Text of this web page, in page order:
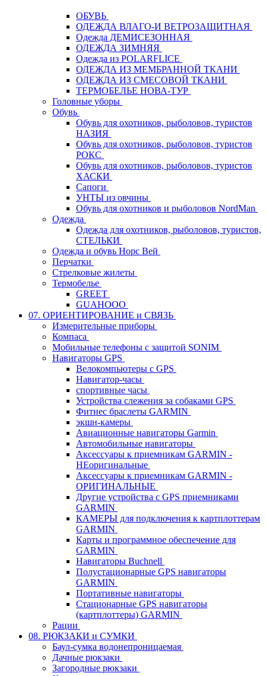
ОБУВЬ
ОДЕЖДА ВЛАГО-И ВЕТРОЗАЩИТНАЯ
Одежда ДЕМИСЕЗОННАЯ
ОДЕЖДА ЗИМНЯЯ
Одежда из POLARFLICE
ОДЕЖДА ИЗ МЕМБРАННОЙ ТКАНИ
ОДЕЖДА ИЗ СМЕСОВОЙ ТКАНИ
ТЕРМОБЕЛЬЕ НОВА-ТУР
Головные уборы
Обувь
Обувь для охотников, рыболовов, туристов
НАЗИЯ
Обувь для охотников, рыболовов, туристов
РОКС
Обувь для охотников, рыболовов, туристов
ХАСКИ
Сапоги
УНТЫ из овчины
Обувь для охотников и рыболовов NordMan
Одежда
Одежда для охотников, рыболовов, туристов,
СТЕЛЬКИ
Одежда и обувь Норс Вей
Перчатки
Стрелковые жилеты
Термобелье
GREET
GUAHOOO
07. ОРИЕНТИРОВАНИЕ и СВЯЗЬ
Измерительные приборы
Компаса
Мобильные телефоны с защитой SONIM
Навигаторы GPS
Велокомпьютеры с GPS
Навигатор-часы
спортивные часы
Устройства слежения за собаками GPS
Фитнес браслеты GARMIN
экшн-камеры
Авиационные навигаторы Garmin
Автомобильные навигаторы
Аксессуары к приемникам GARMIN -
НЕоригинальные
Аксессуары к приемникам GARMIN -
ОРИГИНАЛЬНЫЕ
Другие устройства с GPS приемниками
GARMIN
КАМЕРЫ для подключения к картплоттерам
GARMIN
Карты и программное обеспечение для
GARMIN
Навигаторы Buchnell
Полустационарные GPS навигаторы
GARMIN
Портативные навигаторы
Стационарные GPS навигаторы
(картплоттеры) GARMIN
Рации
08. РЮКЗАКИ и СУМКИ
Баул-сумка водонепроницаемая
Дачные рюкзаки
Загородные рюкзаки